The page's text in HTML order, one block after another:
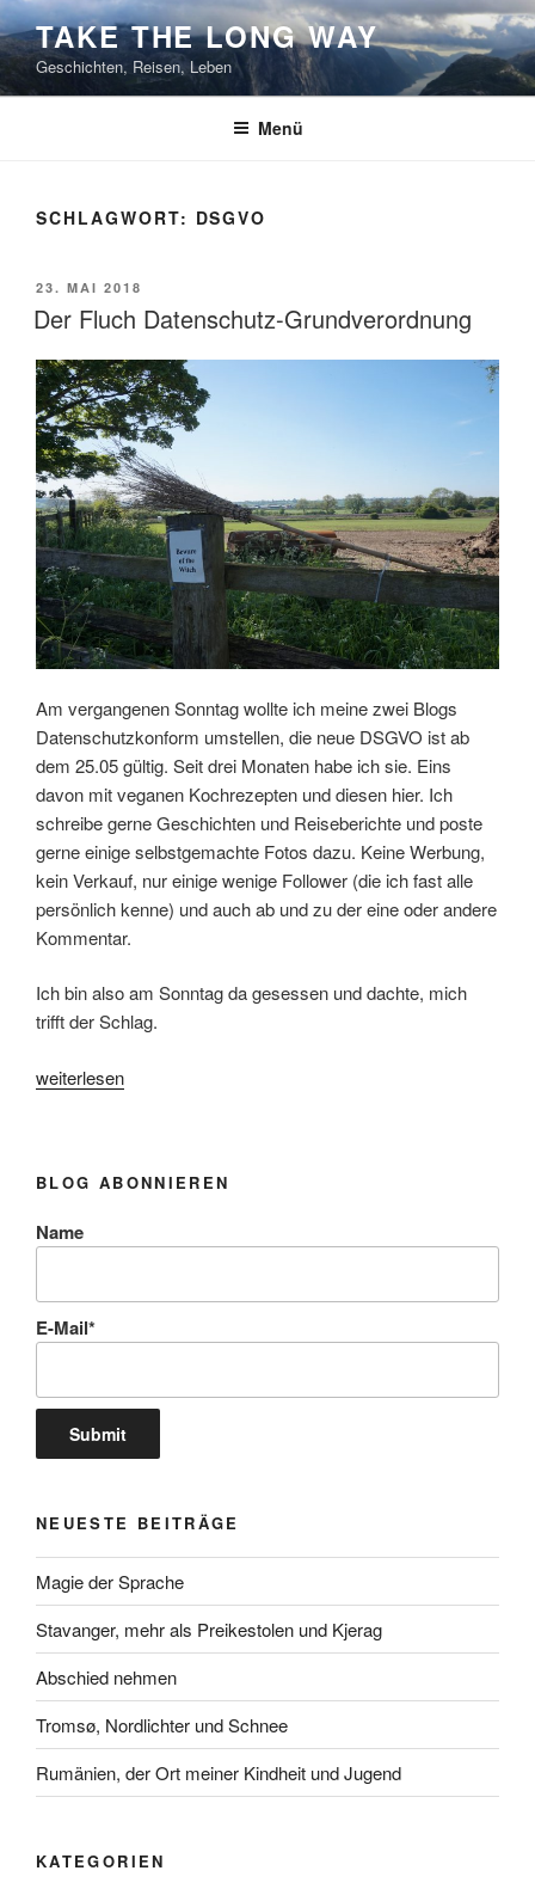
Zum
Inhalt
springen
TAKE THE LONG WAY
Geschichten, Reisen, Leben
Menü
SCHLAGWORT: DSGVO
VERÖFFENTLICHT
AM
23. MAI 2018
Der Fluch Datenschutz-Grundverordnung
Am vergangenen Sonntag wollte ich meine zwei Blogs
Datenschutzkonform umstellen, die neue DSGVO ist ab
dem 25.05 gültig. Seit drei Monaten habe ich sie. Eins
davon mit veganen Kochrezepten und diesen hier. Ich
schreibe gerne Geschichten und Reiseberichte und poste
gerne einige selbstgemachte Fotos dazu. Keine Werbung,
kein Verkauf, nur einige wenige Follower (die ich fast alle
persönlich kenne) und auch ab und zu der eine oder andere
Kommentar.
Ich bin also am Sonntag da gesessen und dachte, mich
trifft der Schlag.
„Der
weiterlesen
BLOG ABONNIEREN
Name
E-Mail*
NEUESTE BEITRÄGE
Magie der Sprache
Stavanger, mehr als Preikestolen und Kjerag
Abschied nehmen
Tromsø, Nordlichter und Schnee
Rumänien, der Ort meiner Kindheit und Jugend
KATEGORIEN